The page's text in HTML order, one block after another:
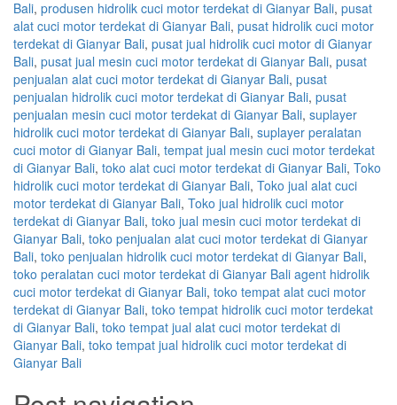
Bali, produsen hidrolik cuci motor terdekat di Gianyar Bali, pusat
alat cuci motor terdekat di Gianyar Bali, pusat hidrolik cuci motor
terdekat di Gianyar Bali, pusat jual hidrolik cuci motor di Gianyar
Bali, pusat jual mesin cuci motor terdekat di Gianyar Bali, pusat
penjualan alat cuci motor terdekat di Gianyar Bali, pusat
penjualan hidrolik cuci motor terdekat di Gianyar Bali, pusat
penjualan mesin cuci motor terdekat di Gianyar Bali, suplayer
hidrolik cuci motor terdekat di Gianyar Bali, suplayer peralatan
cuci motor di Gianyar Bali, tempat jual mesin cuci motor terdekat
di Gianyar Bali, toko alat cuci motor terdekat di Gianyar Bali, Toko
hidrolik cuci motor terdekat di Gianyar Bali, Toko jual alat cuci
motor terdekat di Gianyar Bali, Toko jual hidrolik cuci motor
terdekat di Gianyar Bali, toko jual mesin cuci motor terdekat di
Gianyar Bali, toko penjualan alat cuci motor terdekat di Gianyar
Bali, toko penjualan hidrolik cuci motor terdekat di Gianyar Bali,
toko peralatan cuci motor terdekat di Gianyar Bali agent hidrolik
cuci motor terdekat di Gianyar Bali, toko tempat alat cuci motor
terdekat di Gianyar Bali, toko tempat hidrolik cuci motor terdekat
di Gianyar Bali, toko tempat jual alat cuci motor terdekat di
Gianyar Bali, toko tempat jual hidrolik cuci motor terdekat di
Gianyar Bali